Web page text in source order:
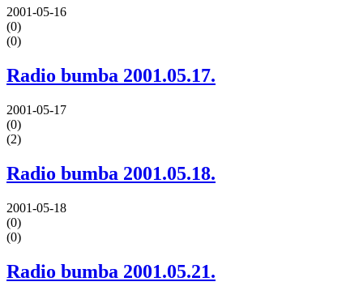
2001-05-16
(0)
(0)
Radio bumba 2001.05.17.
2001-05-17
(0)
(2)
Radio bumba 2001.05.18.
2001-05-18
(0)
(0)
Radio bumba 2001.05.21.